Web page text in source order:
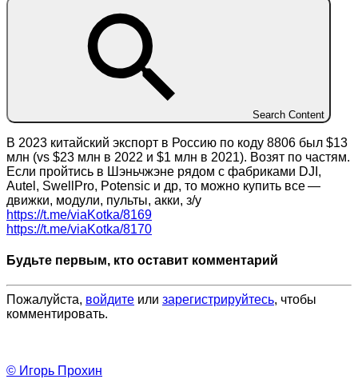
Search Content
В 2023 китайский экспорт в Россию по коду 8806 был $13
млн (vs $23 млн в 2022 и $1 млн в 2021). Возят по частям.
Если пройтись в Шэньчжэне рядом с фабриками DJI,
Autel, SwellPro, Potensic и др, то можно купить все —
движки, модули, пульты, акки, з/у
https://t.me/viaKotka/8169
https://t.me/viaKotka/8170
Будьте первым, кто оставит комментарий
Пожалуйста, войдите или зарегистрируйтесь, чтобы
комментировать.
© Игорь Прохин